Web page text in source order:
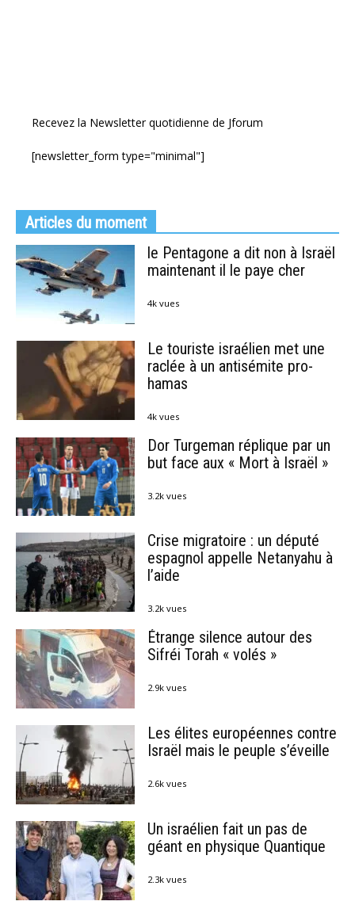
Recevez la Newsletter quotidienne de Jforum
[newsletter_form type="minimal"]
Articles du moment
le Pentagone a dit non à Israël
maintenant il le paye cher
4k vues
Le touriste israélien met une
raclée à un antisémite pro-
hamas
4k vues
Dor Turgeman réplique par un
but face aux « Mort à Israël »
3.2k vues
Crise migratoire : un député
espagnol appelle Netanyahu à
l’aide
3.2k vues
Étrange silence autour des
Sifréi Torah « volés »
2.9k vues
Les élites européennes contre
Israël mais le peuple s’éveille
2.6k vues
Un israélien fait un pas de
géant en physique Quantique
2.3k vues